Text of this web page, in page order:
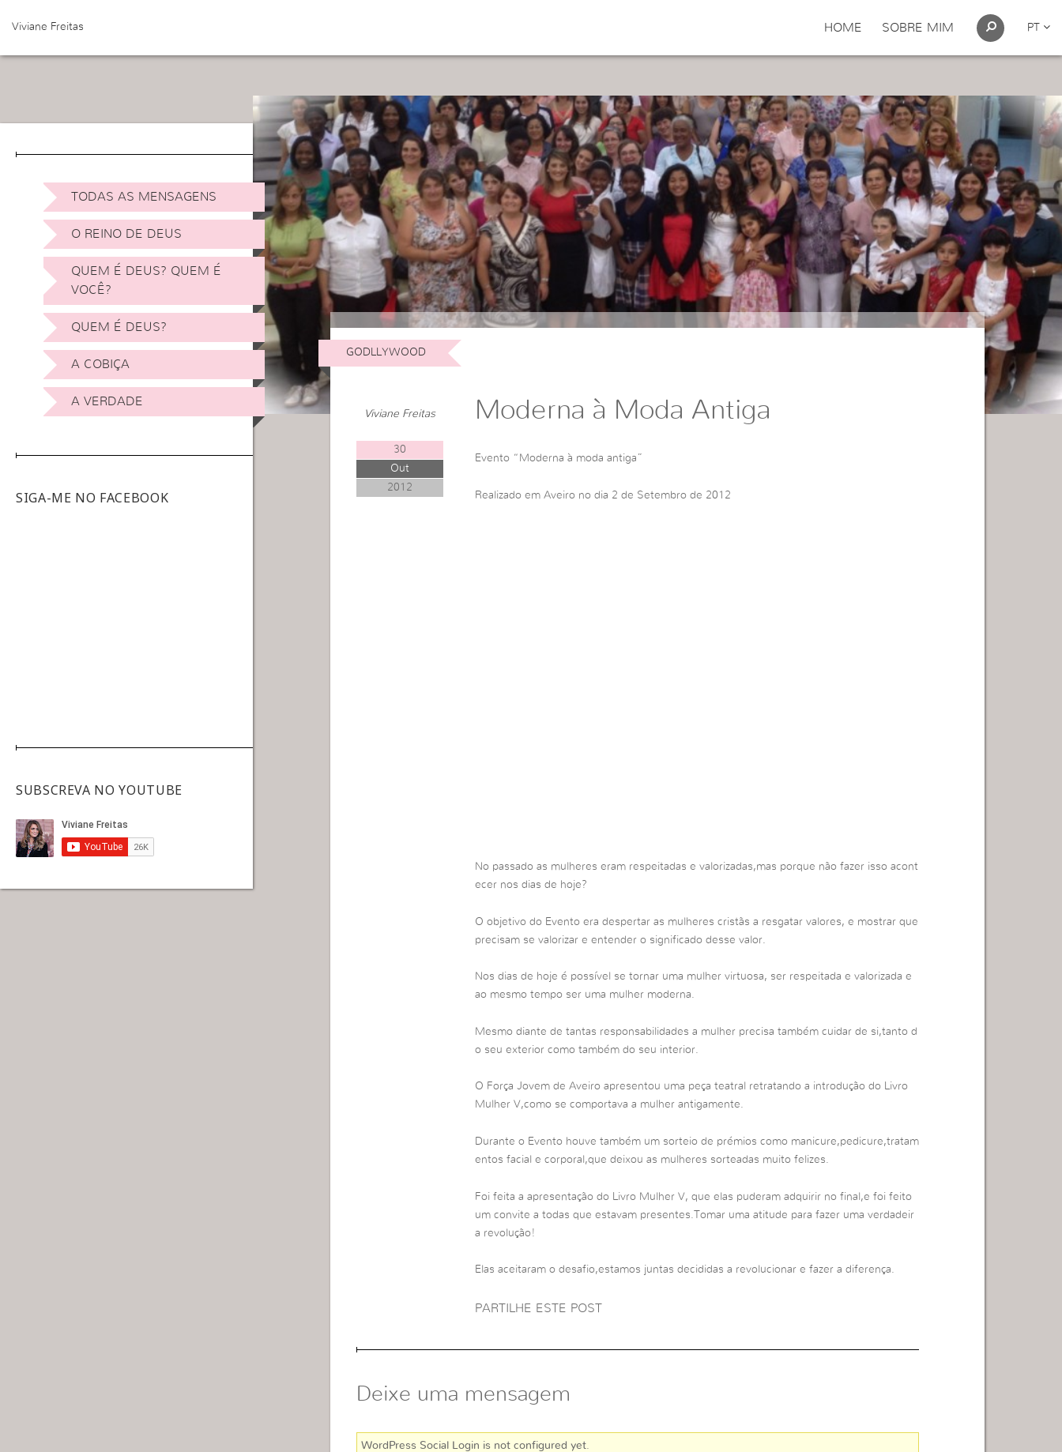
Viviane Freitas HOME SOBRE MIM PT
TODAS AS MENSAGENS
O REINO DE DEUS
QUEM É DEUS? QUEM É
VOCÊ?
QUEM É DEUS?
A COBIÇA
A VERDADE
SIGA-ME NO FACEBOOK
SUBSCREVA NO YOUTUBE
GODLLYWOOD
Viviane Freitas
30
Out
2012
Moderna à Moda Antiga
Evento “Moderna à moda antiga”
Realizado em Aveiro no dia 2 de Setembro de 2012
No passado as mulheres eram respeitadas e valorizadas,mas porque não fazer isso acont
ecer nos dias de hoje?
O objetivo do Evento era despertar as mulheres cristãs a resgatar valores, e mostrar que
precisam se valorizar e entender o significado desse valor.
Nos dias de hoje é possível se tornar uma mulher virtuosa, ser respeitada e valorizada e
ao mesmo tempo ser uma mulher moderna.
Mesmo diante de tantas responsabilidades a mulher precisa também cuidar de si,tanto d
o seu exterior como também do seu interior.
O Força Jovem de Aveiro apresentou uma peça teatral retratando a introdução do Livro
Mulher V,como se comportava a mulher antigamente.
Durante o Evento houve também um sorteio de prémios como manicure,pedicure,tratam
entos facial e corporal,que deixou as mulheres sorteadas muito felizes.
Foi feita a apresentação do Livro Mulher V, que elas puderam adquirir no final,e foi feito
um convite a todas que estavam presentes.Tomar uma atitude para fazer uma verdadeir
a revolução!
Elas aceitaram o desafio,estamos juntas decididas a revolucionar e fazer a diferença.
PARTILHE ESTE POST
Deixe uma mensagem
WordPress Social Login is not configured yet.